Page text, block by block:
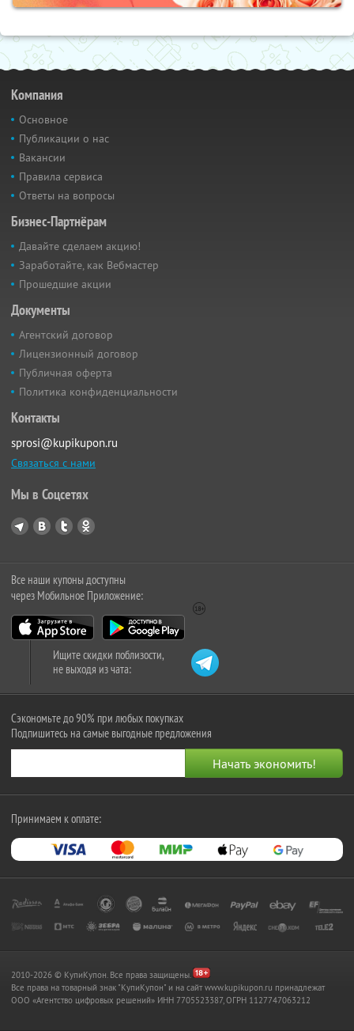
Компания
Основное
Публикации о нас
Вакансии
Правила сервиса
Ответы на вопросы
Бизнес-Партнёрам
Давайте сделаем акцию!
Заработайте, как Вебмастер
Прошедшие акции
Документы
Агентский договор
Лицензионный договор
Публичная оферта
Политика конфиденциальности
Контакты
sprosi@kupikupon.ru
Связаться с нами
Мы в Соцсетях
Все наши купоны доступны
через Мобильное Приложение:
Ищите скидки поблизости,
не выходя из чата:
Сэкономьте до 90% при любых покупках
Подпишитесь на самые выгодные предложения
Принимаем к оплате:
2010-2026 © КупиКупон. Все права защищены.
Все права на товарный знак "КупиКупон" и на сайт www.kupikupon.ru принадлежат
OOO «Агентство цифровых решений» ИНН 7705523387, ОГРН 1127747063212